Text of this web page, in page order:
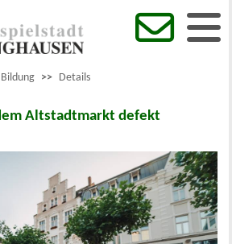
>> Details
Altstadtmarkt defekt